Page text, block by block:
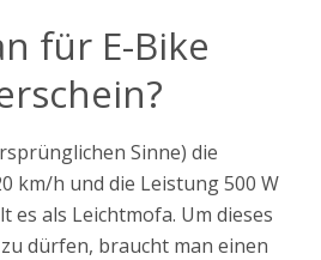
für E-Bike
Sinne) die
km/h und die Leistung 500 W
es als Leichtmofa. Um dieses
dürfen, braucht man einen